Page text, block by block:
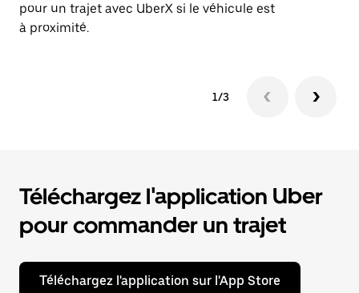
pour un trajet avec UberX si le véhicule est
à proximité.
1/3
Téléchargez l'application Uber
pour commander un trajet
Téléchargez l'application sur l'App Store